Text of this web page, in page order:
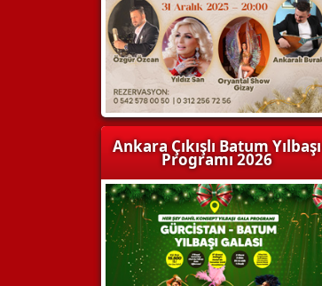
Ankara Çıkışlı Batum Yılbaşı
Programı 2026